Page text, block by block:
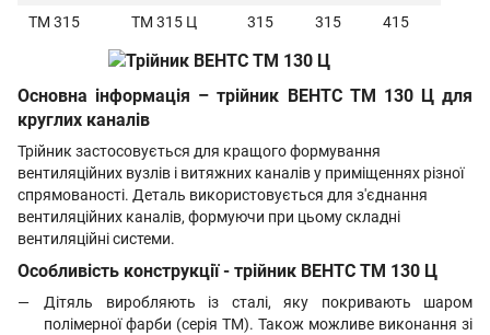
ТМ 315
ТМ 315 Ц 315 315 415
Основна інформація – трійник ВЕНТС ТМ 130 Ц для
круглих каналів
Трійник застосовується для кращого формування
вентиляційних вузлів і витяжних каналів у приміщеннях різної
спрямованості. Деталь використовується для з'єднання
вентиляційних каналів, формуючи при цьому складні
вентиляційні системи.
Особливість конструкції - трійник ВЕНТС ТМ 130 Ц
Дітяль виробляють із сталі, яку покривають шаром
полімерної фарби (серія ТМ). Також можливе виконання зі